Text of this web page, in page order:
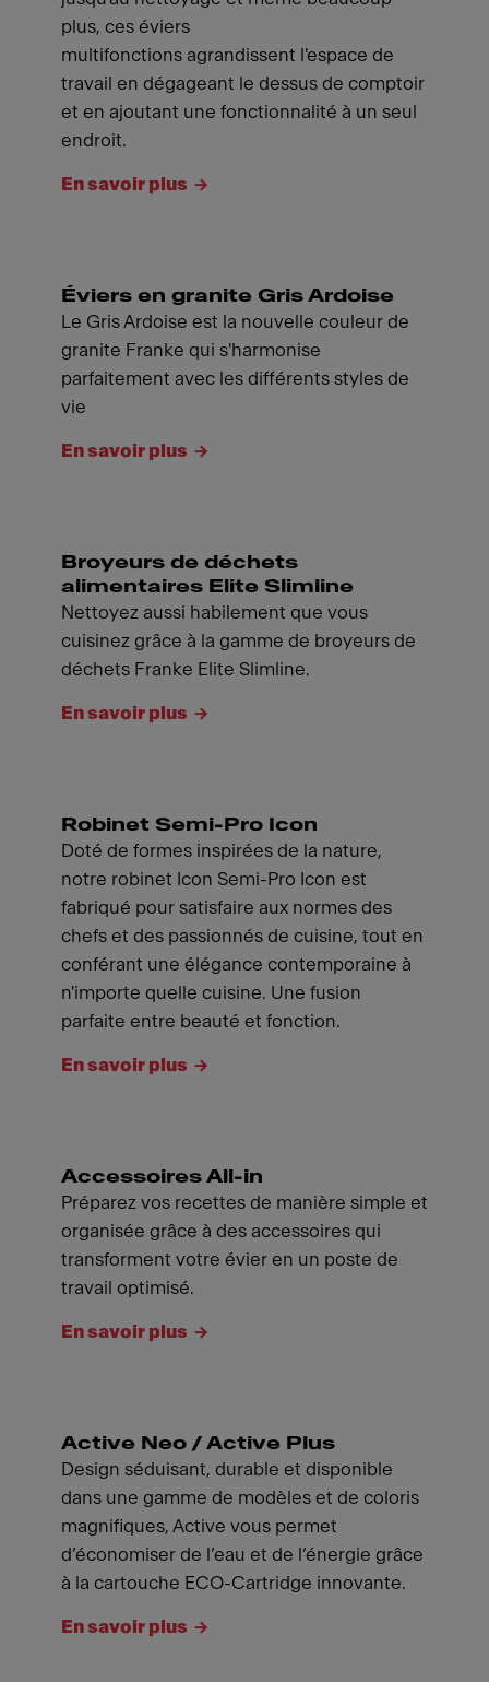
plus, ces éviers
multifonctions agrandissent l'espace de
travail en dégageant le dessus de comptoir
et en ajoutant une fonctionnalité à un seul
endroit.
En savoir plus
Éviers en granite Gris Ardoise
Le Gris Ardoise est la nouvelle couleur de
granite Franke qui s'harmonise
parfaitement avec les différents styles de
vie
En savoir plus
Broyeurs de déchets
alimentaires Elite Slimline
Nettoyez aussi habilement que vous
cuisinez grâce à la gamme de broyeurs de
déchets Franke Elite Slimline.
En savoir plus
Robinet Semi-Pro Icon
Doté de formes inspirées de la nature,
notre robinet Icon Semi-Pro Icon est
fabriqué pour satisfaire aux normes des
chefs et des passionnés de cuisine, tout en
conférant une élégance contemporaine à
n'importe quelle cuisine. Une fusion
parfaite entre beauté et fonction.
En savoir plus
Accessoires All-in
Préparez vos recettes de manière simple et
organisée grâce à des accessoires qui
transforment votre évier en un poste de
travail optimisé.
En savoir plus
Active Neo / Active Plus
Design séduisant, durable et disponible
dans une gamme de modèles et de coloris
magnifiques, Active vous permet
d’économiser de l’eau et de l’énergie grâce
à la cartouche ECO-Cartridge innovante.
En savoir plus